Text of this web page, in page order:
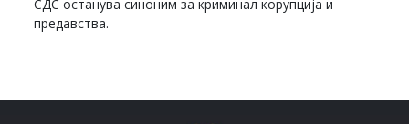
СДС останува синоним за криминал корупција и
предавства.